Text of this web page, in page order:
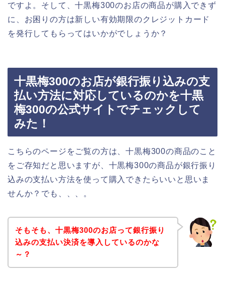
ですよ。そして、十黒梅300のお店の商品が購入できず
に、お困りの方は新しい有効期限のクレジットカード
を発行してもらってはいかがでしょうか？
十黒梅300のお店が銀行振り込みの支
払い方法に対応しているのかを十黒
梅300の公式サイトでチェックして
みた！
こちらのページをご覧の方は、十黒梅300の商品のこと
をご存知だと思いますが、十黒梅300の商品が銀行振り
込みの支払い方法を使って購入できたらいいと思いま
せんか？でも、、、。
そもそも、十黒梅300のお店って銀行振り
込みの支払い決済を導入しているのかな
～？